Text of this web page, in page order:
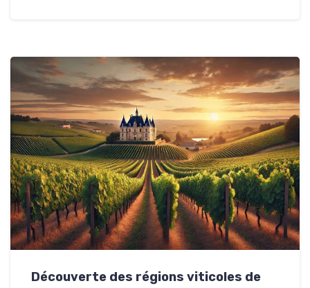
Découverte des régions viticoles de